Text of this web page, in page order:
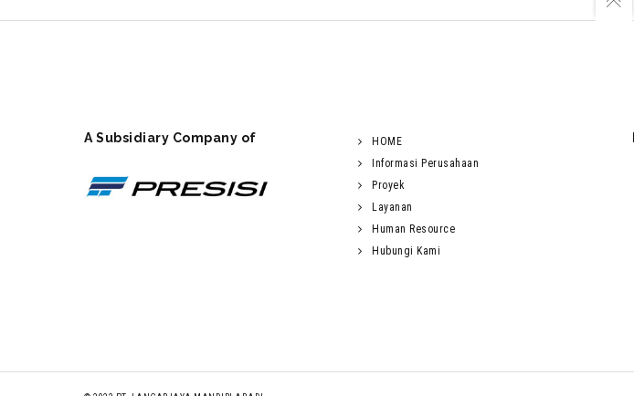
A Subsidiary Company of
HOME
Informasi Perusahaan
Proyek
Layanan
Human Resource
Hubungi Kami